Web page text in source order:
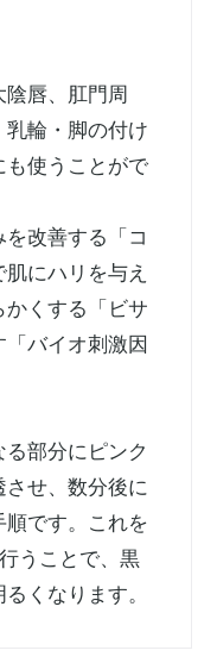
唇、肛門周
乳輪・脚の付け
も使うことがで
改善する「コ
にハリを与え
かくする「ビサ
バイオ刺激因
部分にピンク
せ、数分後に
です。これを
うことで、黒
くなります。